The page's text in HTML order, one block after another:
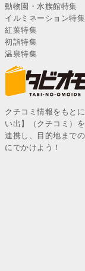
動物園・水族館特集
イルミネーション特集
紅葉特集
初詣特集
温泉特集
クチコミ情報をもと
い出】（クチコミ）
連携し、目的地まで
にでかけよう！